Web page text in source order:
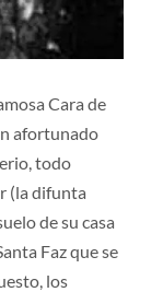
Cara de
afortunado
todo
(la difunta
de su casa
Faz que se
los